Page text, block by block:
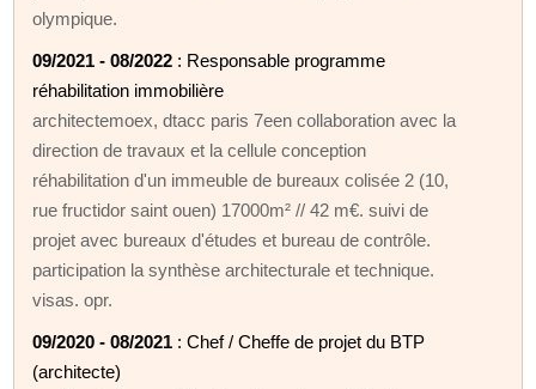
olympique.
09/2021 - 08/2022 : Responsable programme
réhabilitation immobilière
architectemoex, dtacc paris 7een collaboration avec la
direction de travaux et la cellule conception
réhabilitation d'un immeuble de bureaux colisée 2 (10,
rue fructidor saint ouen) 17000m² // 42 m€. suivi de
projet avec bureaux d'études et bureau de contrôle.
participation la synthèse architecturale et technique.
visas. opr.
09/2020 - 08/2021 : Chef / Cheffe de projet du BTP
(architecte)